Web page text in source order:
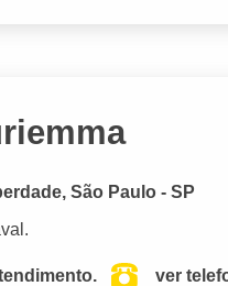
São Paulo - SP
ver